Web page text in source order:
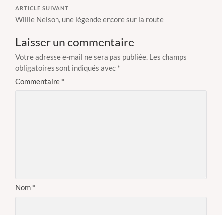
ARTICLE SUIVANT
Willie Nelson, une légende encore sur la route
Laisser un commentaire
Votre adresse e-mail ne sera pas publiée. Les champs
obligatoires sont indiqués avec *
Commentaire *
Nom *